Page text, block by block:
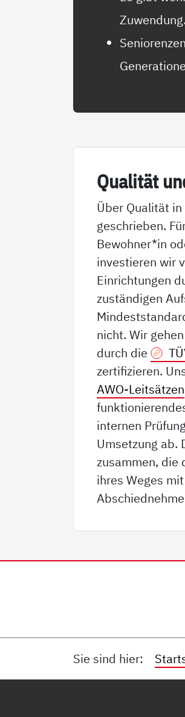
Zuwendung.
Qua­li­tät
Über Qualität
geschrieben.
Bewohner*in
investieren wir
Einrichtungen
zuständigen
nicht. Wir
durch die
zertifizieren.
AWO-Leitsätzen
internen
Umsetzung ab.
zusammen, die
ihres Weges
Sie sind hier: